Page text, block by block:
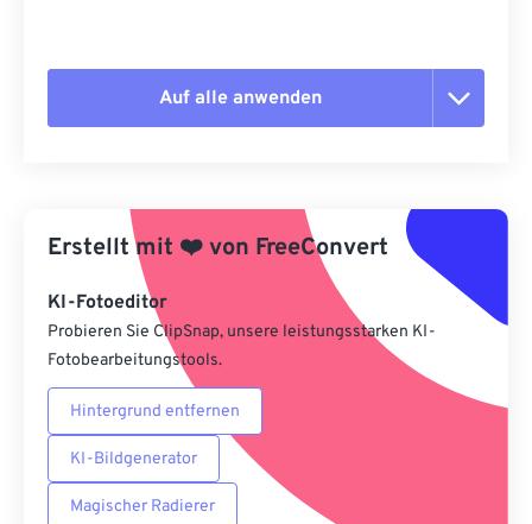
Auf alle anwenden
Aus Vorgabe anwenden
Als Vorgabe speichern
Erstellt mit ❤️von FreeConvert
KI-Fotoeditor
Probieren Sie ClipSnap, unsere leistungsstarken KI-
Fotobearbeitungstools.
Hintergrund entfernen
KI-Bildgenerator
Magischer Radierer